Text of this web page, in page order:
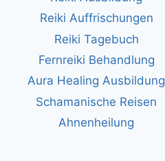
Reiki Auffrischungen
Reiki Tagebuch
Fernreiki Behandlung
Aura Healing Ausbildung
Schamanische Reisen
Ahnenheilung